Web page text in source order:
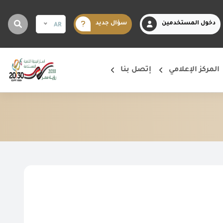
دخول المستخدمين سؤال جديد AR
المركز الإعلامي إتصل بنا